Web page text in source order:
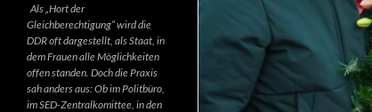
Als „Hort der
Gleichberechtigung“ wird die
DDR oft dargestellt, als Staat, in
dem Frauen alle Möglichkeiten
offen standen. Doch die Praxis
sah anders aus: Ob im Politbüro,
im SED-Zentralkomittee, in den